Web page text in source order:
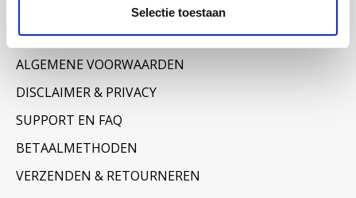
Selectie toestaan
OVER ONS
ALGEMENE VOORWAARDEN
DISCLAIMER & PRIVACY
SUPPORT EN FAQ
BETAALMETHODEN
VERZENDEN & RETOURNEREN